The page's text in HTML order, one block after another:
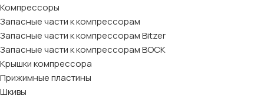
Компрессоры
Запасные части к компрессорам
Запасные части к компрессорам Bitzer
Запасные части к компрессорам BOCK
Крышки компрессора
Прижимные пластины
Шкивы